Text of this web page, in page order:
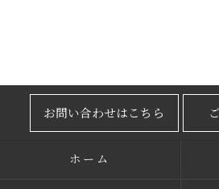
お問い合わせはこちら
ホーム